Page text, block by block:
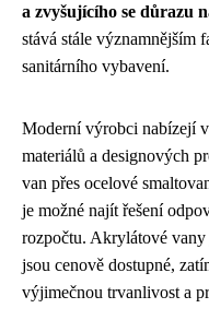
a zvyšujícího se důrazu
stává stále významnějším
sanitárního vybavení.
Moderní výrobci nabízejí
materiálů a designových
van přes ocelové
je možné najít řešení
rozpočtu. Akrylátové
jsou cenově dostupné,
výjimečnou trvanlivost a